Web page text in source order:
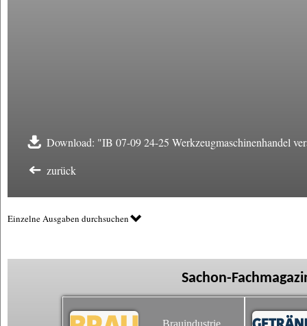
Download: "IB 07-09 24-25 Werkzeugmaschinenhandel
zurück
Einzelne Ausgaben durchsuchen
Sachon-
Brauindustrie